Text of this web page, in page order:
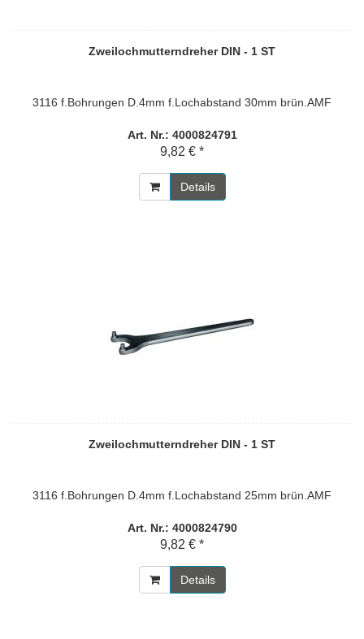
Zweilochmutterndreher DIN - 1 ST
3116 f.Bohrungen D.4mm f.Lochabstand 30mm brün.AMF
Art. Nr.: 4000824791
9,82 € *
Details
Zweilochmutterndreher DIN - 1 ST
3116 f.Bohrungen D.4mm f.Lochabstand 25mm brün.AMF
Art. Nr.: 4000824790
9,82 € *
Details